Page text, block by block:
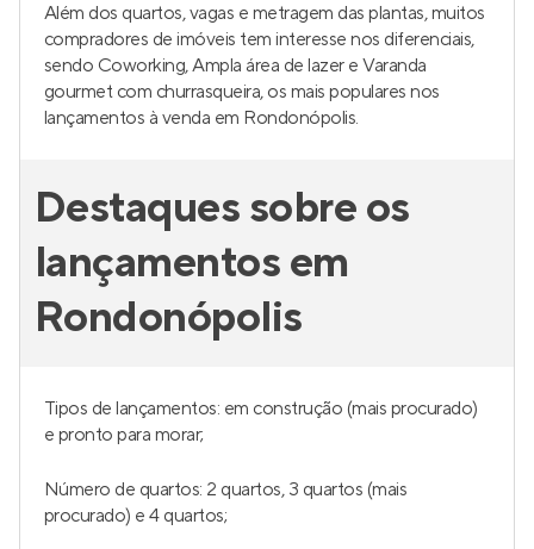
Além dos quartos, vagas e metragem das plantas, muitos
compradores de imóveis tem interesse nos diferenciais,
sendo Coworking, Ampla área de lazer e Varanda
gourmet com churrasqueira, os mais populares nos
lançamentos à venda em Rondonópolis.
Destaques sobre os
lançamentos em
Rondonópolis
Tipos de lançamentos: em construção (mais procurado)
e pronto para morar;
Número de quartos: 2 quartos, 3 quartos (mais
procurado) e 4 quartos;